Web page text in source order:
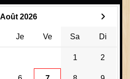
Août 2026
Je Ve Sa Di
1 2